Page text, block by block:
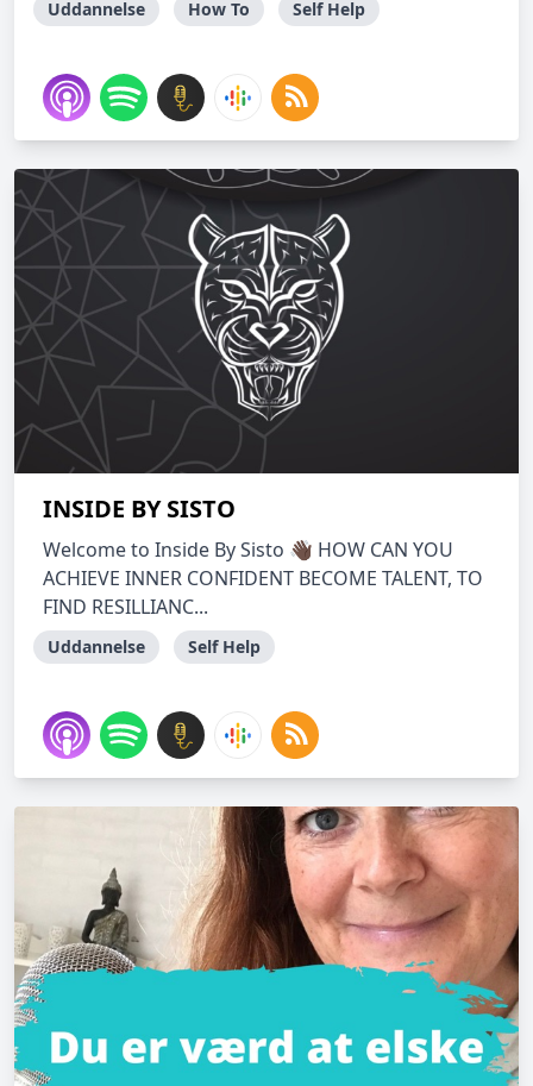
Uddannelse How To Self Help
INSIDE BY SISTO
Welcome to Inside By Sisto 👋🏿 HOW CAN YOU
ACHIEVE INNER CONFIDENT BECOME TALENT, TO
FIND RESILLIANC...
Uddannelse Self Help